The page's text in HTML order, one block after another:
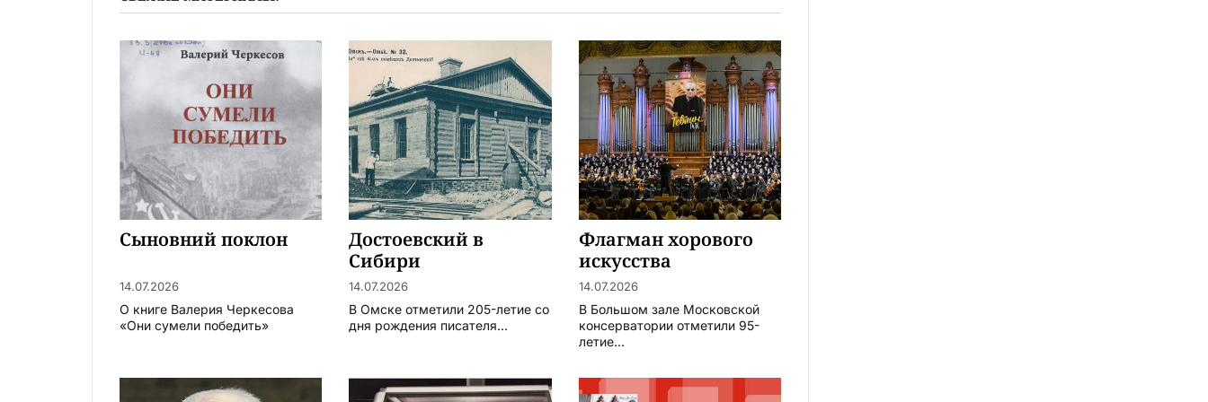
Сыновний поклон
14.07.2026
О книге Валерия Черкесова
«Они сумели победить»
Достоевский в
Сибири
14.07.2026
В Омске отметили 205-летие со
дня рождения писателя...
Флагман хорового
искусства
14.07.2026
В Большом зале Московской
консерватории отметили 95-
летие...